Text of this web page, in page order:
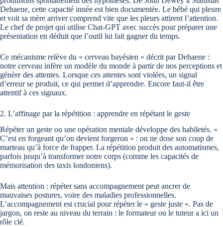
Dehaene, cette capacité innée est bien documentée. Le bébé qui pleure
et voit sa mère arriver comprend vite que les pleurs attirent l’attention.
Le chef de projet qui utilise Chat-GPT avec succès pour préparer une
présentation en déduit que l’outil lui fait gagner du temps.
Ce mécanisme relève du « cerveau bayésien » décrit par Dehaene :
notre cerveau infère un modèle du monde à partir de nos perceptions et
génère des attentes. Lorsque ces attentes sont violées, un signal
d’erreur se produit, ce qui permet d’apprendre. Encore faut-il être
attentif à ces signaux.
2. L’affinage par la répétition : apprendre en répétant le geste
Répéter un geste ou une opération mentale développe des habiletés. «
C’est en forgeant qu’on devient forgeron » : on ne dose son coup de
marteau qu’à force de frapper. La répétition produit des automatismes,
parfois jusqu’à transformer notre corps (comme les capacités de
mémorisation des taxis londoniens).
Mais attention : répéter sans accompagnement peut ancrer de
mauvaises postures, voire des maladies professionnelles.
L’accompagnement est crucial pour répéter le « geste juste ». Pas de
jargon, on reste au niveau du terrain : le formateur ou le tuteur a ici un
rôle clé.